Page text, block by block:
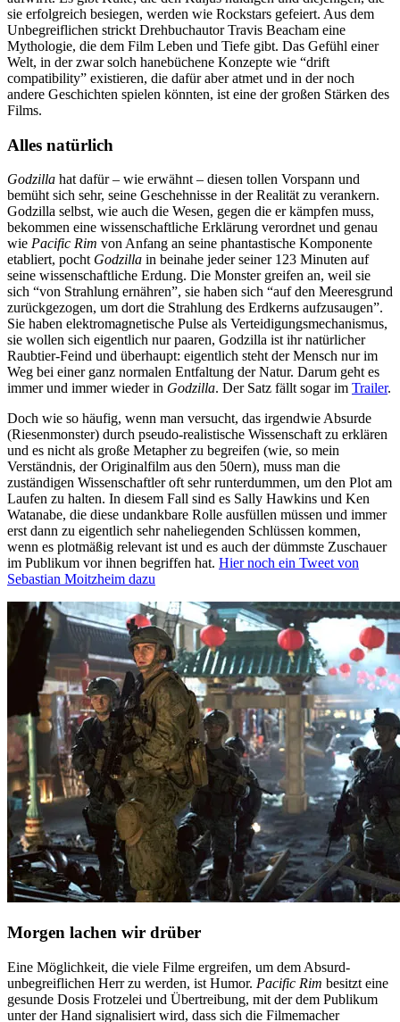
sie erfolgreich besiegen, werden wie Rockstars gefeiert. Aus dem
Unbegreiflichen strickt Drehbuchautor Travis Beacham eine
Mythologie, die dem Film Leben und Tiefe gibt. Das Gefühl einer
Welt, in der zwar solch hanebüchene Konzepte wie “drift
compatibility” existieren, die dafür aber atmet und in der noch
andere Geschichten spielen könnten, ist eine der großen Stärken des
Films.
Alles natürlich
Godzilla hat dafür – wie erwähnt – diesen tollen Vorspann und
bemüht sich sehr, seine Geschehnisse in der Realität zu verankern.
Godzilla selbst, wie auch die Wesen, gegen die er kämpfen muss,
bekommen eine wissenschaftliche Erklärung verordnet und genau
wie Pacific Rim von Anfang an seine phantastische Komponente
etabliert, pocht Godzilla in beinahe jeder seiner 123 Minuten auf
seine wissenschaftliche Erdung. Die Monster greifen an, weil sie
sich “von Strahlung ernähren”, sie haben sich “auf den Meeresgrund
zurückgezogen, um dort die Strahlung des Erdkerns aufzusaugen”.
Sie haben elektromagnetische Pulse als Verteidigungsmechanismus,
sie wollen sich eigentlich nur paaren, Godzilla ist ihr natürlicher
Raubtier-Feind und überhaupt: eigentlich steht der Mensch nur im
Weg bei einer ganz normalen Entfaltung der Natur. Darum geht es
immer und immer wieder in Godzilla. Der Satz fällt sogar im Trailer.
Doch wie so häufig, wenn man versucht, das irgendwie Absurde
(Riesenmonster) durch pseudo-realistische Wissenschaft zu erklären
und es nicht als große Metapher zu begreifen (wie, so mein
Verständnis, der Originalfilm aus den 50ern), muss man die
zuständigen Wissenschaftler oft sehr runterdummen, um den Plot am
Laufen zu halten. In diesem Fall sind es Sally Hawkins und Ken
Watanabe, die diese undankbare Rolle ausfüllen müssen und immer
erst dann zu eigentlich sehr naheliegenden Schlüssen kommen,
wenn es plotmäßig relevant ist und es auch der dümmste Zuschauer
im Publikum vor ihnen begriffen hat. Hier noch ein Tweet von
Sebastian Moitzheim dazu
Morgen lachen wir drüber
Eine Möglichkeit, die viele Filme ergreifen, um dem Absurd-
unbegreiflichen Herr zu werden, ist Humor. Pacific Rim besitzt eine
gesunde Dosis Frotzelei und Übertreibung, mit der dem Publikum
unter der Hand signalisiert wird, dass sich die Filmemacher